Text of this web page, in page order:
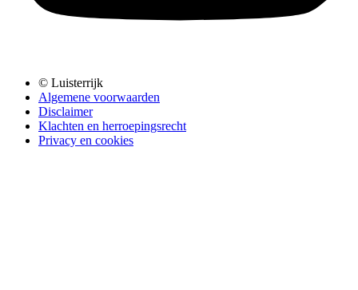
© Luisterrijk
Algemene voorwaarden
Disclaimer
Klachten en herroepingsrecht
Privacy en cookies